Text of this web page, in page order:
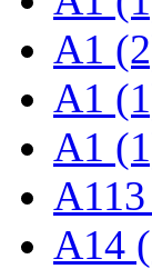
A1
A1
A1
A14